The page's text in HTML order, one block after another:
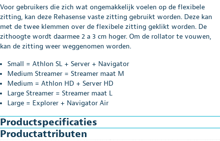
Voor gebruikers die zich wat ongemakkelijk voelen op de flexibele
zitting, kan deze Rehasense vaste zitting gebruikt worden. Deze kan
met de twee klemmen over de flexibele zitting geklikt worden. De
zithoogte wordt daarmee 2 a 3 cm hoger. Om de rollator te vouwen,
kan de zitting weer weggenomen worden.
Small = Athlon SL + Server + Navigator
Medium Streamer = Streamer maat M
Medium = Athlon HD + Server HD
Large Streamer = Streamer maat L
Large = Explorer + Navigator Air
Productspecificaties
Productattributen